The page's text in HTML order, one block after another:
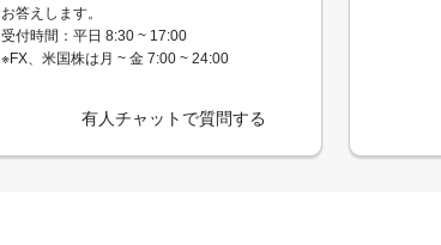
お答えします。
受付時間：平日 8:30 ~ 17:00
※FX、米国株は月 ~ 金 7:00 ~ 24:00
有人チャットで質問する